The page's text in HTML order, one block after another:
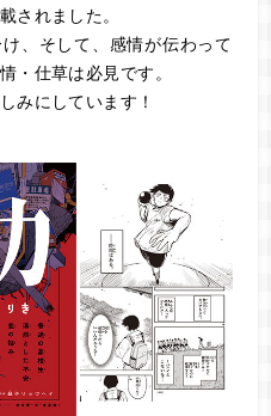
されました。
、そして、感情が伝わって
・仕草は必見です。
みにしています！